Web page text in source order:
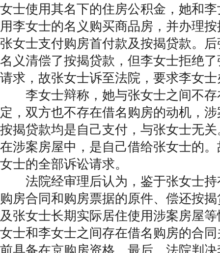
女士使用其名下的住房公积金，她和
用李女士的名义购买商品房，并办理
张女士支付购房首付款及按揭贷款。
名义清偿了按揭贷款，但李女士拒绝
请求，故张女士诉至法院，要求李女
李女士辩称，她与张女士之间不存
定，双方也不存在借名购房的动机，
按揭贷款均是自己支付，与张女士无
在涉案房屋中，是自己借给张女士的
女士的全部诉讼请求。
法院经审理后认为，鉴于张女士持
购房合同和购房票据的原件、偿还按
及张女士长期实际居住使用涉案房屋
女士和李女士之间存在借名购房的合